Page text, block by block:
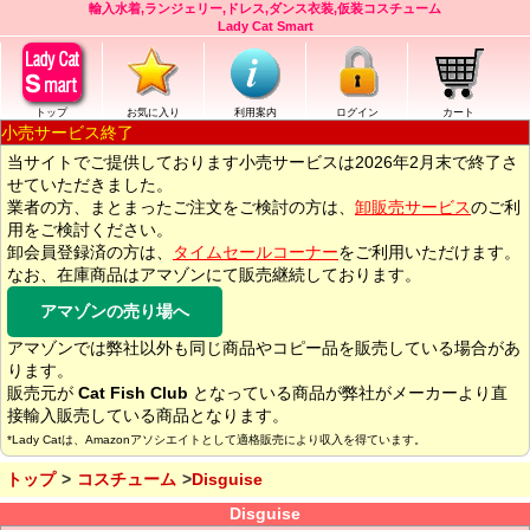
輸入水着,ランジェリー,ドレス,ダンス衣装,仮装コスチューム
Lady Cat Smart
トップ お気に入り 利用案内 ログイン カート
小売サービス終了
当サイトでご提供しております小売サービスは2026年2月末で終了さ
せていただきました。
業者の方、まとまったご注文をご検討の方は、 卸販売サービスのご利
用をご検討ください。
卸会員登録済の方は、
タイムセールコーナーをご利用いただけます。
なお、在庫商品はアマゾンにて販売継続しております。
アマゾンの売り場へ
アマゾンでは弊社以外も同じ商品やコピー品を販売している場合があ
ります。
販売元が Cat Fish Club となっている商品が弊社がメーカーより直
接輸入販売している商品となります。
*Lady Catは、Amazonアソシエイトとして適格販売により収入を得ています。
トップ コスチューム
Disguise
Disguise